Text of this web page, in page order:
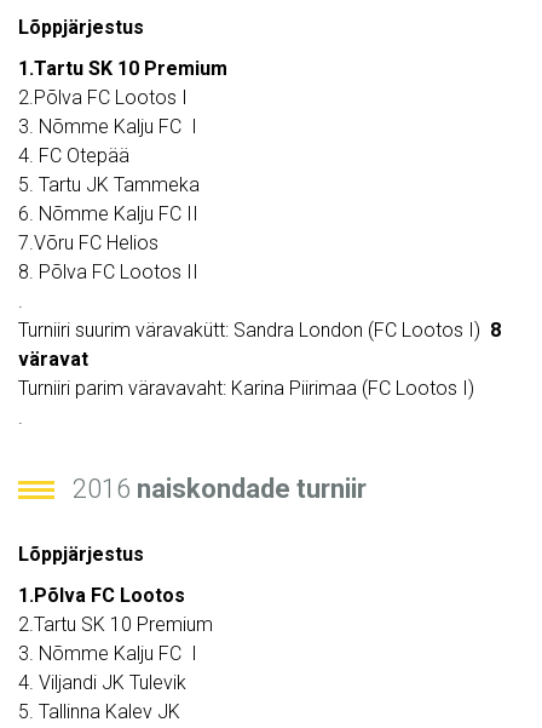
Lõppjärjestus
1.Tartu SK 10 Premium
2.Põlva FC Lootos I
3. Nõmme Kalju FC I
4. FC Otepää
5. Tartu JK Tammeka
6. Nõmme Kalju FC II
7.Võru FC Helios
8. Põlva FC Lootos II
.
Turniiri suurim väravakütt: Sandra London (FC Lootos I) 8
väravat
Turniiri parim väravavaht: Karina Piirimaa (FC Lootos I)
.
2016 naiskondade turniir
Lõppjärjestus
1.Põlva FC Lootos
2.Tartu SK 10 Premium
3. Nõmme Kalju FC I
4. Viljandi JK Tulevik
5. Tallinna Kalev JK